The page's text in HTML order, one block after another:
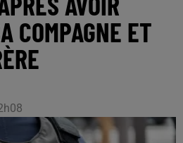
COMPAGNE ET